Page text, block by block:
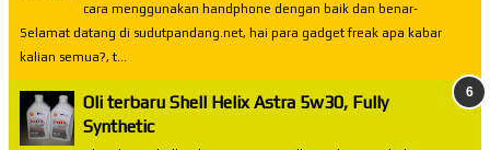
cara menggunakan handphone dengan baik dan benar-
Selamat datang di sudutpandang.net, hai para gadget freak apa kabar
kalian semua?, t...
Oli terbaru Shell Helix Astra 5w30, Fully
Synthetic